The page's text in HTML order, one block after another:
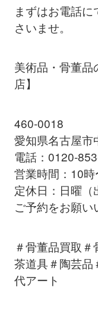
まずはお電話
さいませ。
美術品・骨董品
店】
460-0018
愛知県名古屋市
電話：0120-
営業時間：10
定休日：日曜
ご予約をお願い
＃骨董品買取
茶道具＃陶芸品
代アート